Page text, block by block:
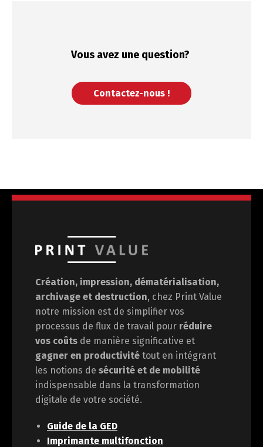
Vous avez une question?
Contactez-nous !
Création, impression, dématérialisation,
archivage et destruction, chez Print Value
notre mission est de simplifier vos
processus de flux de travail pour réduire
vos coûts de manière significative et
gagner en productivité tout en intégrant
les notions de sécurité et de mobilité
indispensable dans la transformation
digitale de votre société.
Guide de la GED
Imprimante multifonction